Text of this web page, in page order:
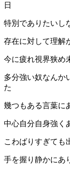
日
特別でありたいし
存在に対して理解
今に疲れ視界狭め
多分強い奴なんか
た
幾つもある言葉に
中心自分自身強く
こわばりすぎても
手を握り静かにあ